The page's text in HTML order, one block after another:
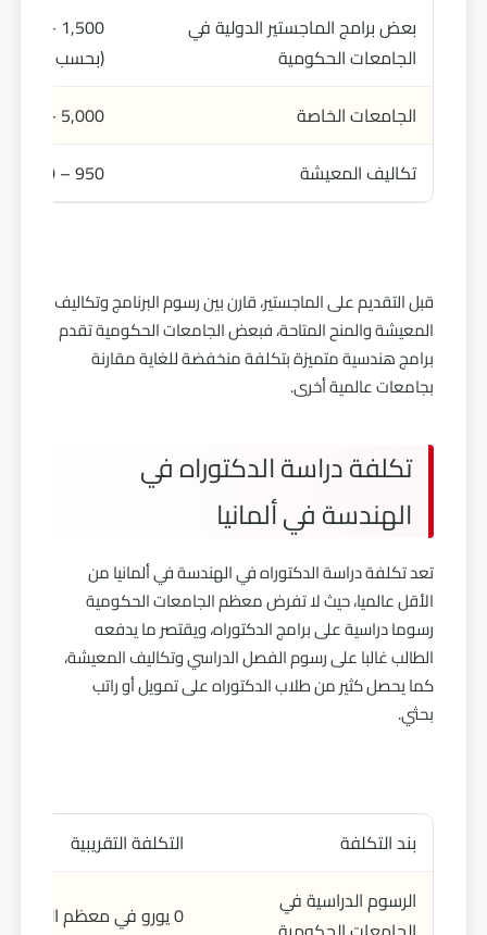
بعض برامج الماجستير الدولية في
الجامعات الحكومية
(بحسب
الجامعات الخاصة
5,000 – 20,000 يورو سنويًا
تكاليف المعيشة
950 – 1,200 يورو شهريًا
قبل التقديم على الماجستير، قارن بين رسوم البرنامج وتكاليف
المعيشة والمنح المتاحة، فبعض الجامعات الحكومية تقدم
برامج هندسية متميزة بتكلفة منخفضة للغاية مقارنة
بجامعات عالمية أخرى.
تكلفة دراسة الدكتوراه في
الهندسة في ألمانيا
تعد تكلفة دراسة الدكتوراه في الهندسة في ألمانيا من
الأقل عالميا، حيث لا تفرض معظم الجامعات الحكومية
رسوما دراسية على برامج الدكتوراه، ويقتصر ما يدفعه
الطالب غالبا على رسوم الفصل الدراسي وتكاليف المعيشة،
كما يحصل كثير من طلاب الدكتوراه على تمويل أو راتب
بحثي.
بند التكلفة
التكلفة التقريبية
الرسوم الدراسية في
0 يورو في معظم الجامعات